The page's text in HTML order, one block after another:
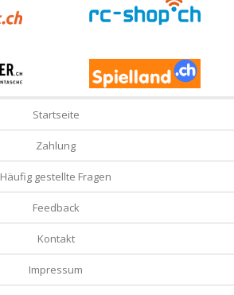
Startseite
Zahlung
Häufig gestellte Fragen
Feedback
Kontakt
Impressum